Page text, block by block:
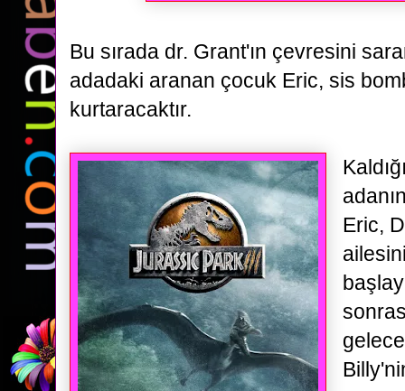
Bu sırada dr. Grant'ın çevresini
adadaki aranan çocuk Eric, sis
kurtaracaktır.
Eric,